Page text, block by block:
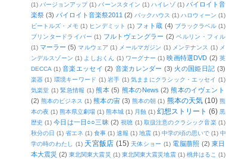
(1) バージョンアップ (1) バーンスタイン (1) ハイレゾ (1) バイロイト音
楽祭 (3) バイロイト音楽祭2011 (2) バックハウス (1) ハロウィーン (1)
ビートルズ・メモ (1) ヒンデミット (1) フォト蔵 (4) ブラックラベル (1)
プリンタードライバー (1) フルトヴェングラー (2) ベルリン・フィル
(1) マーラー (5) マルウェア (1) メールマガジン (1) メンテナンス (1) メ
ンデルスゾーン (1) よしおくん (1) ワーグナー (1) 映画特選DVD (2) 英
DECCA (1) 音楽エッセイ (2) 音楽カレンダー (3) 火の国姫日記 (3)
楽器 (1) 環境キーワード (1) 岩手 (1) 気ままにクラシック・エッセイ (1)
気楽堂 (1) 緊急情報 (1) 熊本 (5) 熊本のNews (2) 熊本のイヴェント
(2) 熊本のビジネス (1) 熊本の宙 (3) 熊本の朝 (1) 熊本の天気 (10) 熊
本の夜 (1) 熊本県立劇場 (1) 熊本城 (1) 月蝕 (1) 幻想ストリート (6) 黒
歴史 (1) 今日は一日○○三昧 (2) 視聴 (1) 取扱注意のクラシック音楽 (1)
秋分の日 (1) 省エネ (1) 食事 (1) 速報 (1) 地震 (1) 中学の頃の思いで (1) 中
学の時のわたし
(1) 天宮飯店 (15) 天体ショー (1) 電脳萠照 (2) 東日
本大震災 (2) 東北関東大震災 (1) 東北関東大震災地震 (1) 桃井はるこ (1)